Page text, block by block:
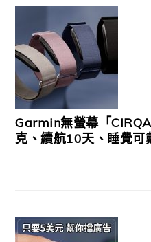
Garmin無螢幕「
克、續航10天、睡覺可